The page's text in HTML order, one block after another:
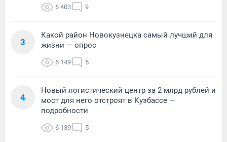
6 403 9
3
Какой район Новокузнецка самый лучший для
жизни — опрос
6 149 5
4
Новый логистический центр за 2 млрд рублей и
мост для него отстроят в Кузбассе —
подробности
6 139 5